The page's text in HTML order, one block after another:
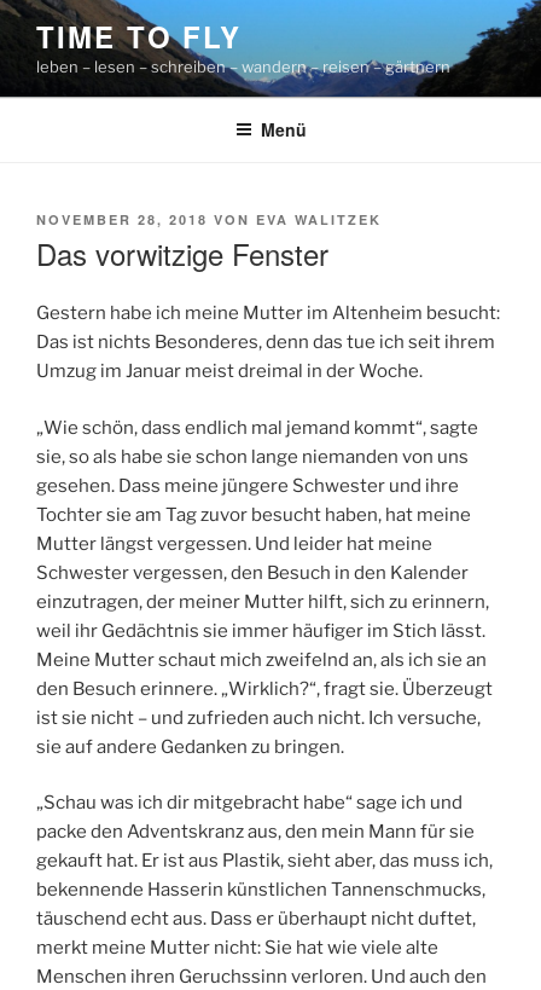
Zum
springen
TIME TO FLY
leben – lesen – schreiben – wandern – reisen – gärtnern
Menü
VERÖFFENTLICHT
NOVEMBER 28, 2018 VON EVA WALITZEK
Das vorwitzige Fenster
Gestern habe ich meine Mutter im Altenheim besucht:
Das ist nichts Besonderes, denn das tue ich seit ihrem
Umzug im Januar meist dreimal in der Woche.
„Wie schön, dass endlich mal jemand kommt“, sagte
sie, so als habe sie schon lange niemanden von uns
gesehen. Dass meine jüngere Schwester und ihre
Tochter sie am Tag zuvor besucht haben, hat meine
Mutter längst vergessen. Und leider hat meine
Schwester vergessen, den Besuch in den Kalender
einzutragen, der meiner Mutter hilft, sich zu erinnern,
weil ihr Gedächtnis sie immer häufiger im Stich lässt.
Meine Mutter schaut mich zweifelnd an, als ich sie an
den Besuch erinnere. „Wirklich?“, fragt sie. Überzeugt
ist sie nicht – und zufrieden auch nicht. Ich versuche,
sie auf andere Gedanken zu bringen.
„Schau was ich dir mitgebracht habe“ sage ich und
packe den Adventskranz aus, den mein Mann für sie
gekauft hat. Er ist aus Plastik, sieht aber, das muss ich,
bekennende Hasserin künstlichen Tannenschmucks,
täuschend echt aus. Dass er überhaupt nicht duftet,
merkt meine Mutter nicht: Sie hat wie viele alte
Menschen ihren Geruchssinn verloren. Und auch den